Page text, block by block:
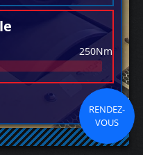
250Nm
RENDEZ-
VOUS